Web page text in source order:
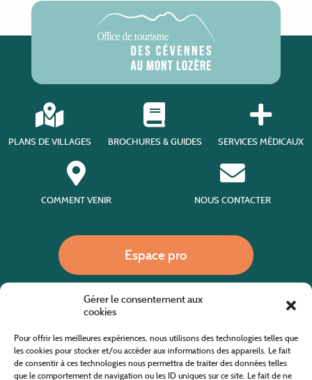
Gérer le consentement aux
cookies
Pour offrir les meilleures expériences, nous utilisons des technologies telles que
les cookies pour stocker et/ou accéder aux informations des appareils. Le fait
de consentir à ces technologies nous permettra de traiter des données telles
que le comportement de navigation ou les ID uniques sur ce site. Le fait de ne
PLANS DE VILLAGES BROCHURES & GUIDES SERVICES MÉDICAUX
COMMENT VENIR NOUS CONTACTER
Espace pro
Site internet cofinancé par le fonds européen agricole pour le développement rural
L'Europe investit dans les zones rurales